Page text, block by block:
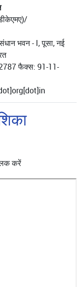
(डीकेएमए)/
भवन - I, पूसा, नई
फैक्स: 91-11-
करें